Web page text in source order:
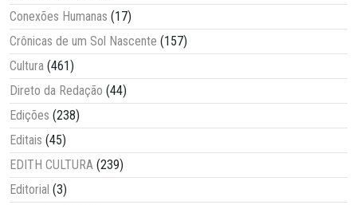
Conexões Humanas (17)
Crônicas de um Sol Nascente (157)
Cultura (461)
Direto da Redação (44)
Edições (238)
Editais (45)
EDITH CULTURA (239)
Editorial (3)